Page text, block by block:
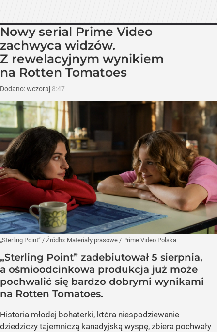
Nowy serial Prime Video
zachwyca widzów.
Z rewelacyjnym wynikiem
na Rotten Tomatoes
Dodano:wczoraj 8:47
„Sterling Point” / Źródło: Materiały prasowe / Prime Video Polska
„Sterling Point” zadebiutował 5 sierpnia,
a ośmioodcinkowa produkcja już może
pochwalić się bardzo dobrymi wynikami
na Rotten Tomatoes.
Historia młodej bohaterki, która niespodziewanie
dziedziczy tajemniczą kanadyjską wyspę, zbiera pochwały